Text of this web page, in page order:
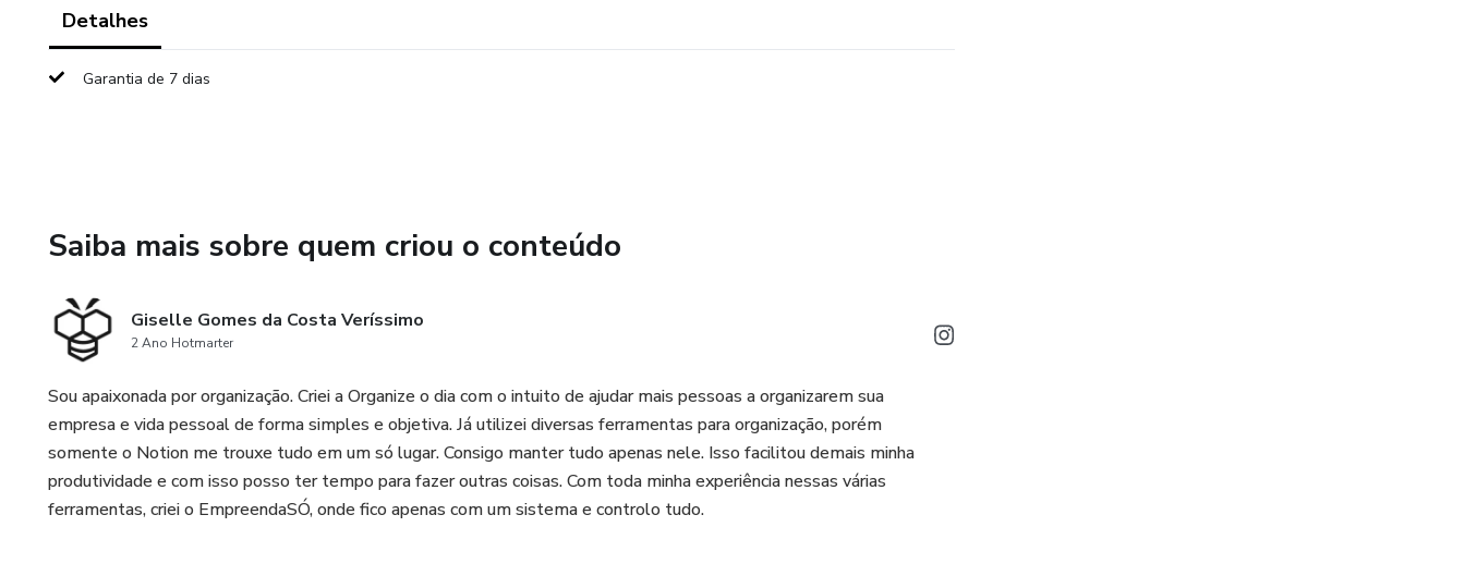
Detalhes
Garantia de 7 dias
Saiba mais sobre quem criou o conteúdo
Giselle Gomes da Costa Veríssimo
2 Ano Hotmarter
Sou apaixonada por organização. Criei a Organize o dia com o intuito de ajudar mais pessoas a organizarem sua
empresa e vida pessoal de forma simples e objetiva. Já utilizei diversas ferramentas para organização, porém
somente o Notion me trouxe tudo em um só lugar. Consigo manter tudo apenas nele. Isso facilitou demais minha
produtividade e com isso posso ter tempo para fazer outras coisas. Com toda minha experiência nessas várias
ferramentas, criei o EmpreendaSÓ, onde fico apenas com um sistema e controlo tudo.